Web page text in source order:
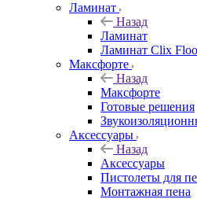
Ламинат
Назад
Ламинат
Ламинат Clix
Максфорте
Назад
Максфорте
Готовые решения
Аксессуары
Назад
Аксессуары
Пистолеты для
Монтажная пена